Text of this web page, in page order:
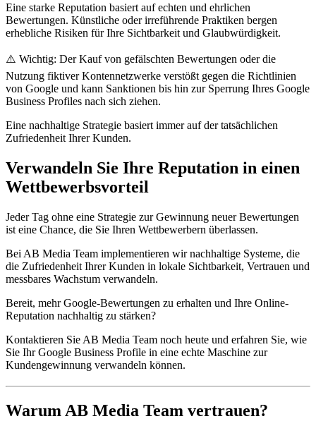
Eine starke Reputation basiert auf echten und ehrlichen
Bewertungen. Künstliche oder irreführende Praktiken bergen
erhebliche Risiken für Ihre Sichtbarkeit und Glaubwürdigkeit.
⚠️ Wichtig: Der Kauf von gefälschten Bewertungen oder die
Nutzung fiktiver Kontennetzwerke verstößt gegen die Richtlinien
von Google und kann Sanktionen bis hin zur Sperrung Ihres Google
Business Profiles nach sich ziehen.
Eine nachhaltige Strategie basiert immer auf der tatsächlichen
Zufriedenheit Ihrer Kunden.
Verwandeln Sie Ihre Reputation in einen
Wettbewerbsvorteil
Jeder Tag ohne eine Strategie zur Gewinnung neuer Bewertungen
ist eine Chance, die Sie Ihren Wettbewerbern überlassen.
Bei AB Media Team implementieren wir nachhaltige Systeme, die
die Zufriedenheit Ihrer Kunden in lokale Sichtbarkeit, Vertrauen und
messbares Wachstum verwandeln.
Bereit, mehr Google-Bewertungen zu erhalten und Ihre Online-
Reputation nachhaltig zu stärken?
Kontaktieren Sie AB Media Team noch heute und erfahren Sie, wie
Sie Ihr Google Business Profile in eine echte Maschine zur
Kundengewinnung verwandeln können.
Warum AB Media Team vertrauen?